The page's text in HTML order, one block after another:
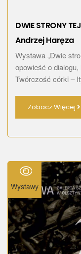
DWIE STRONY
Andrzej Haręza
Wystawa „Dwie
opowieść o
Twórczość córki –
Zobacz Więcej
Wystawy